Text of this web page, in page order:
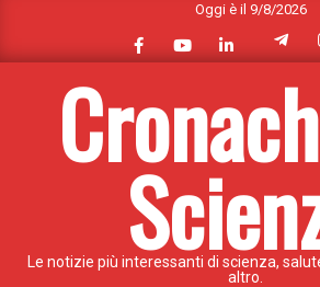
content
Oggi è il 9/8/2026
Le notizie più interessanti di scienza,
altro.